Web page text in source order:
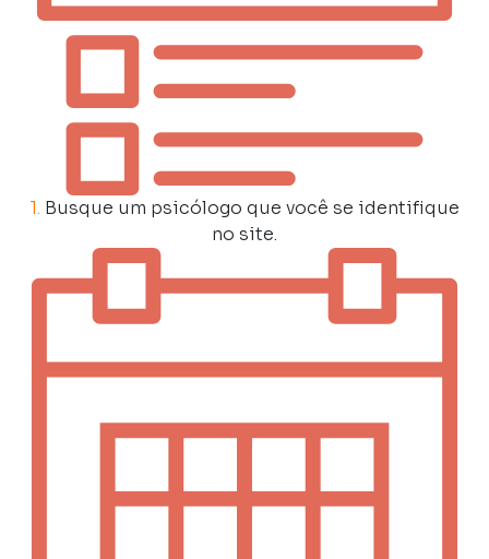
1. Busque um psicólogo que você se identifique
no site.